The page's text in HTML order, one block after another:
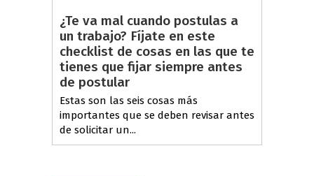
¿Te va mal cuando postulas a
un trabajo? Fíjate en este
checklist de cosas en las que te
tienes que fijar siempre antes
de postular
Estas son las seis cosas más
importantes que se deben revisar antes
de solicitar un...